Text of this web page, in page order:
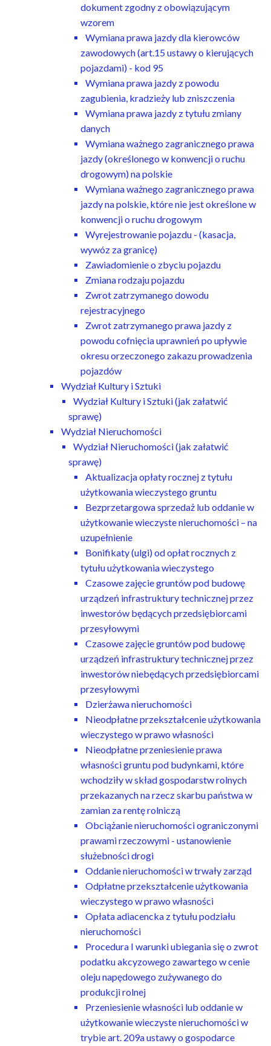
dokument zgodny z obowiązującym
wzorem
Wymiana prawa jazdy dla kierowców
zawodowych (art.15 ustawy o kierujących
pojazdami) - kod 95
Wymiana prawa jazdy z powodu
zagubienia, kradzieży lub zniszczenia
Wymiana prawa jazdy z tytułu zmiany
danych
Wymiana ważnego zagranicznego prawa
jazdy (określonego w konwencji o ruchu
drogowym) na polskie
Wymiana ważnego zagranicznego prawa
jazdy na polskie, które nie jest określone w
konwencji o ruchu drogowym
Wyrejestrowanie pojazdu - (kasacja,
wywóz za granicę)
Zawiadomienie o zbyciu pojazdu
Zmiana rodzaju pojazdu
Zwrot zatrzymanego dowodu
rejestracyjnego
Zwrot zatrzymanego prawa jazdy z
powodu cofnięcia uprawnień po upływie
okresu orzeczonego zakazu prowadzenia
pojazdów
Wydział Kultury i Sztuki
Wydział Kultury i Sztuki (jak załatwić
sprawę)
Wydział Nieruchomości
Wydział Nieruchomości (jak załatwić
sprawę)
Aktualizacja opłaty rocznej z tytułu
użytkowania wieczystego gruntu
Bezprzetargowa sprzedaż lub oddanie w
użytkowanie wieczyste nieruchomości – na
uzupełnienie
Bonifikaty (ulgi) od opłat rocznych z
tytułu użytkowania wieczystego
Czasowe zajęcie gruntów pod budowę
urządzeń infrastruktury technicznej przez
inwestorów będących przedsiębiorcami
przesyłowymi
Czasowe zajęcie gruntów pod budowę
urządzeń infrastruktury technicznej przez
inwestorów niebędących przedsiębiorcami
przesyłowymi
Dzierżawa nieruchomości
Nieodpłatne przekształcenie użytkowania
wieczystego w prawo własności
Nieodpłatne przeniesienie prawa
własności gruntu pod budynkami, które
wchodziły w skład gospodarstw rolnych
przekazanych na rzecz skarbu państwa w
zamian za rentę rolniczą
Obciążanie nieruchomości ograniczonymi
prawami rzeczowymi - ustanowienie
służebności drogi
Oddanie nieruchomości w trwały zarząd
Odpłatne przekształcenie użytkowania
wieczystego w prawo własności
Opłata adiacencka z tytułu podziału
nieruchomości
Procedura I warunki ubiegania się o zwrot
podatku akcyzowego zawartego w cenie
oleju napędowego zużywanego do
produkcji rolnej
Przeniesienie własności lub oddanie w
użytkowanie wieczyste nieruchomości w
trybie art. 209a ustawy o gospodarce